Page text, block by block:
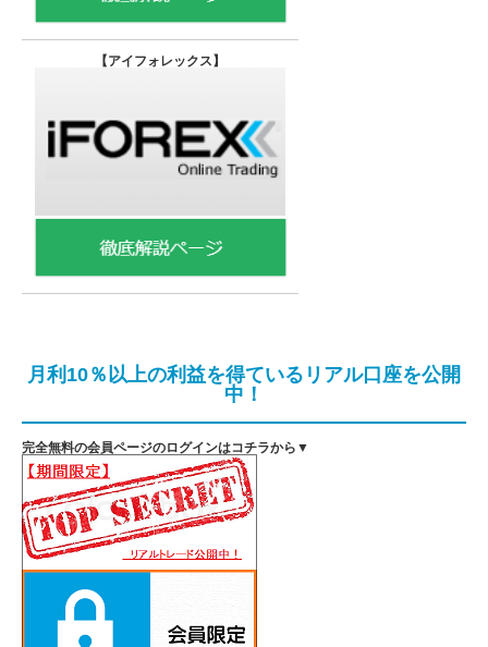
【アイフォレックス】
月利10％以上の利益を得ているリアル口座を公開
中！
完全無料の会員ページのログインはコチラから▼